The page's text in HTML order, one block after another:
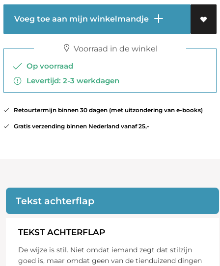
Voeg toe aan mijn winkelmandje
Voorraad in de winkel
Op voorraad
Levertijd: 2-3 werkdagen
Retourtermijn binnen 30 dagen (met uitzondering van e-books)
Gratis verzending binnen Nederland vanaf 25,-
Tekst achterflap
TEKST ACHTERFLAP
De wijze is stil. Niet omdat iemand zegt dat stilzijn
goed is, maar omdat geen van de tienduizend dingen